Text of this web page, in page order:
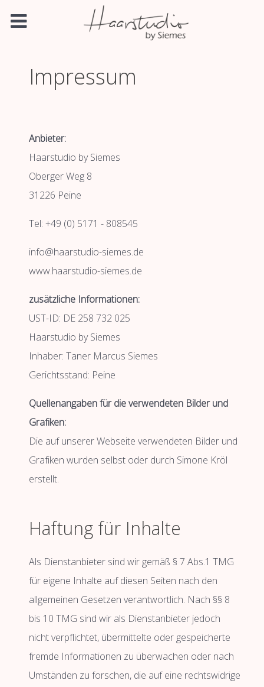
Impressum
Anbieter:
Haarstudio by Siemes
Oberger Weg 8
31226 Peine
Tel: +49 (0) 5171 - 808545
info@haarstudio-siemes.de
www.haarstudio-siemes.de
zusätzliche Informationen:
UST-ID: DE 258 732 025
Haarstudio by Siemes
Inhaber: Taner Marcus Siemes
Gerichtsstand: Peine
Quellenangaben für die verwendeten Bilder und
Grafiken:
Die auf unserer Webseite verwendeten Bilder und
Grafiken wurden selbst oder durch Simone Kröl
erstellt.
Haftung für Inhalte
Als Dienstanbieter sind wir gemäß § 7 Abs.1 TMG
für eigene Inhalte auf diesen Seiten nach den
allgemeinen Gesetzen verantwortlich. Nach §§ 8
bis 10 TMG sind wir als Dienstanbieter jedoch
nicht verpflichtet, übermittelte oder gespeicherte
fremde Informationen zu überwachen oder nach
Umständen zu forschen, die auf eine rechtswidrige